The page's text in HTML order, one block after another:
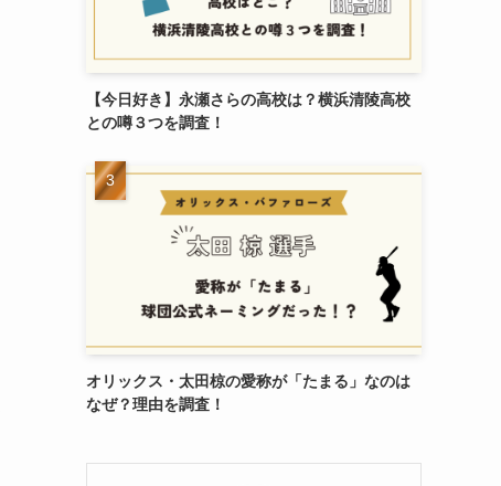
【今日好き】永瀬さらの高校は？横浜清陵高校
との噂３つを調査！
オリックス・太田椋の愛称が「たまる」なのは
なぜ？理由を調査！